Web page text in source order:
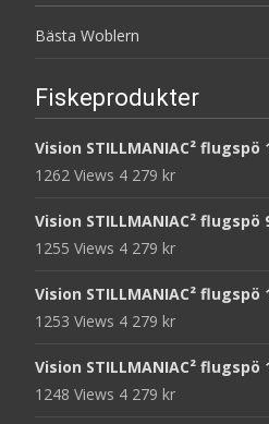
Bästa Woblern
Fiskeprodukter
Vision STILLMANIAC² flugspö
1262 Views 4 279 kr
Vision STILLMANIAC² flugspö
1255 Views 4 279 kr
Vision STILLMANIAC² flugspö
1253 Views 4 279 kr
Vision STILLMANIAC² flugspö
1248 Views 4 279 kr